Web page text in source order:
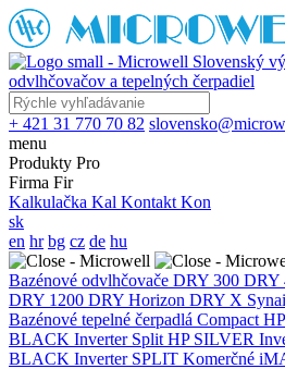
Slovenský
odvlhčovačov a tepelných čerpadiel
+ 421 31 770 70 82
menu
Produkty Pro
Firma Fir
Kalkulačka Kal Kontakt Kon
sk
en hr bg cz de hu
Bazénové odvlhčovače DRY 300 DRY
DRY 1200 DRY Horizon DRY X
Bazénové tepelné čerpadlá Compact
BLACK Inverter Split HP SILVER
BLACK Inverter SPLIT Komerčné